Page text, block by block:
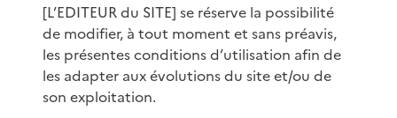
[L’EDITEUR du SITE] se réserve la possibilité
de modifier, à tout moment et sans préavis,
les présentes conditions d’utilisation afin de
les adapter aux évolutions du site et/ou de
son exploitation.